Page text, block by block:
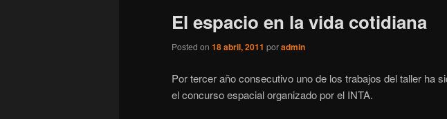
El espacio en la vida cotidiana
Posted on 18 abril, 2011 poradmin
Por tercer año consecutivo uno de los trabajos del taller ha
el concurso espacial organizado por el INTA.